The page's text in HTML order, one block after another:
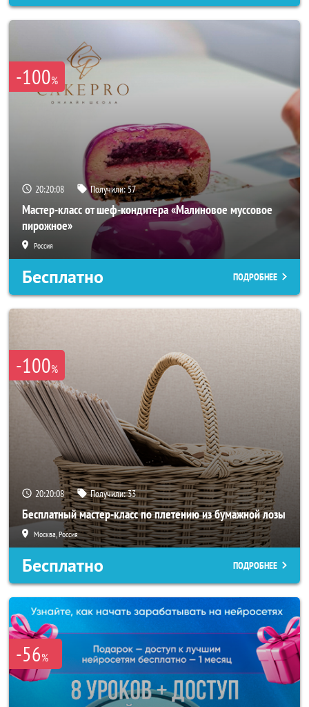
-100%
20:20:05 Получили:57
Мастер-класс от шеф-кондитера «Малиновое муссовое
пирожное»
Россия
Бесплатно ПОДРОБНЕЕ
-100%
20:20:05 Получили:33
Бесплатный мастер-класс по плетению из бумажной лозы
Москва, Россия
Бесплатно ПОДРОБНЕЕ
-56%